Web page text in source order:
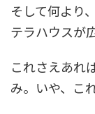
そして何より
テラハウスが
これさえあれ
み。いや、こ